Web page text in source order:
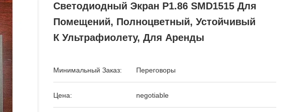
Светодиодный Экран P1.86 SMD1515 Для
Помещений, Полноцветный, Устойчивый
К Ультрафиолету, Для Аренды
Минимальный Заказ: Переговоры
Цена: negotiable